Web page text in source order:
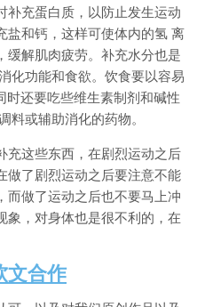
补充蛋白质，以防止发生运动
盐和钙，这样可使体内的氢 离
缓解肌肉疲劳。补充水分也是
化功能和食欲。饮食要以容易
时还要吃些维生素制剂和碱性
料或辅助消化的药物。
充这些东西，在剧烈运动之后
做了剧烈运动之后要注意不能
而做了运动之后也不要马上冲
象，对身体也是很不利的，在
文合作